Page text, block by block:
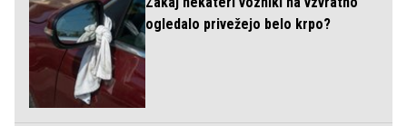
ogledalo privežejo belo krpo?